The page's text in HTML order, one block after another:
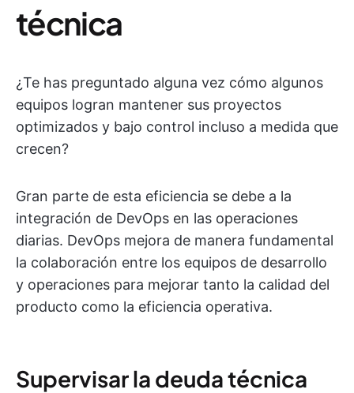
técnica
¿Te has preguntado alguna vez cómo algunos
equipos logran mantener sus proyectos
optimizados y bajo control incluso a medida que
crecen?
Gran parte de esta eficiencia se debe a la
integración de DevOps en las operaciones
diarias. DevOps mejora de manera fundamental
la colaboración entre los equipos de desarrollo
y operaciones para mejorar tanto la calidad del
producto como la eficiencia operativa.
Supervisar la deuda técnica